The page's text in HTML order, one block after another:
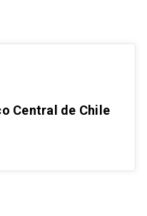
Central de Chile